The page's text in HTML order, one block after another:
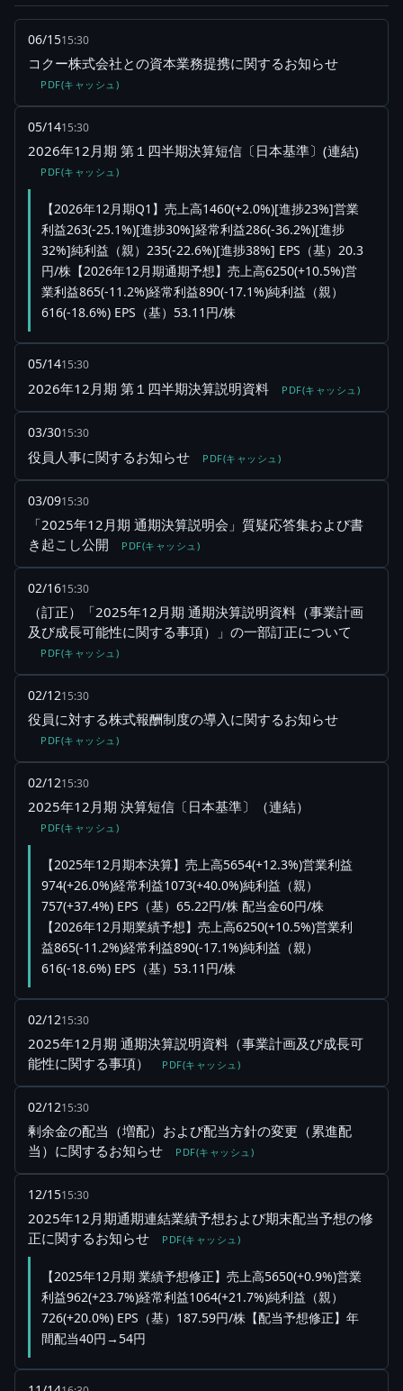
06/1515:30
コクー株式会社との資本業務提携に関するお知らせ
PDF(キャッシュ)
05/1415:30
2026年12月期 第１四半期決算短信〔日本基準〕(連結)
PDF(キャッシュ)
【2026年12月期Q1】売上高1460(+2.0%)[進捗23%]営業
利益263(-25.1%)[進捗30%]経常利益286(-36.2%)[進捗
32%]純利益（親）235(-22.6%)[進捗38%] EPS（基）20.3
円/株【2026年12月期通期予想】売上高6250(+10.5%)営
業利益865(-11.2%)経常利益890(-17.1%)純利益（親）
616(-18.6%) EPS（基）53.11円/株
05/1415:30
2026年12月期 第１四半期決算説明資料 PDF(キャッシュ)
03/3015:30
役員人事に関するお知らせ PDF(キャッシュ)
03/0915:30
「2025年12月期 通期決算説明会」質疑応答集および書
き起こし公開
PDF(キャッシュ)
02/1615:30
（訂正）「2025年12月期 通期決算説明資料（事業計画
及び成長可能性に関する事項）」の一部訂正について
PDF(キャッシュ)
02/1215:30
役員に対する株式報酬制度の導入に関するお知らせ
PDF(キャッシュ)
02/1215:30
2025年12月期 決算短信〔日本基準〕（連結）
PDF(キャッシュ)
【2025年12月期本決算】売上高5654(+12.3%)営業利益
974(+26.0%)経常利益1073(+40.0%)純利益（親）
757(+37.4%) EPS（基）65.22円/株 配当金60円/株
【2026年12月期業績予想】売上高6250(+10.5%)営業利
益865(-11.2%)経常利益890(-17.1%)純利益（親）
616(-18.6%) EPS（基）53.11円/株
02/1215:30
2025年12月期 通期決算説明資料（事業計画及び成長可
能性に関する事項）
PDF(キャッシュ)
02/1215:30
剰余金の配当（増配）および配当方針の変更（累進配
当）に関するお知らせ
PDF(キャッシュ)
12/1515:30
2025年12月期通期連結業績予想および期末配当予想の修
正に関するお知らせ
PDF(キャッシュ)
【2025年12月期 業績予想修正】売上高5650(+0.9%)営業
利益962(+23.7%)経常利益1064(+21.7%)純利益（親）
726(+20.0%) EPS（基）187.59円/株【配当予想修正】年
間配当40円→54円